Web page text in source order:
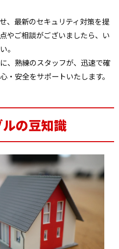
、最新のセキュリティ対策を提
やご相談がございましたら、い
。
、熟練のスタッフが、迅速で確
・安全をサポートいたします。
の豆知識